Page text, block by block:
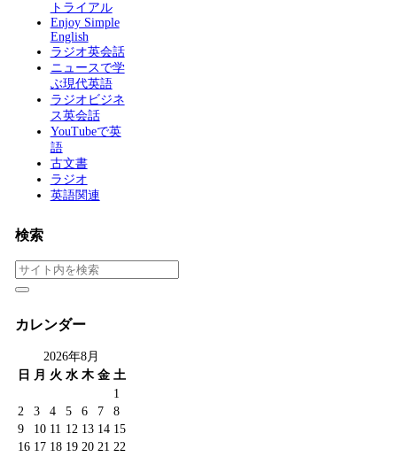
トライアル
Enjoy Simple
English
ラジオ英会話
ニュースで学
ぶ現代英語
ラジオビジネ
ス英会話
YouTubeで英
語
古文書
ラジオ
英語関連
検索
カレンダー
2026年8月
日 月 火 水 木 金 土
1
2
3 4 5 6 7
8
9
10 11 12 13 14 15
16 17 18 19 20 21 22